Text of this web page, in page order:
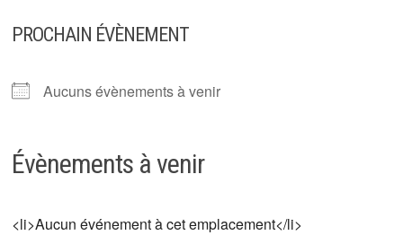
PROCHAIN ÉVÈNEMENT
Aucuns évènements à venir
Évènements à venir
<li>Aucun événement à cet emplacement</li>